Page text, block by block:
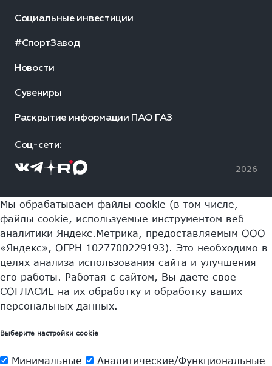
Социальные инвестиции
#СпортЗавод
Новости
Сувениры
Раскрытие информации ПАО ГАЗ
Соц-сети:
2026
Мы обрабатываем файлы cookie (в том числе,
файлы cookie, используемые инструментом веб-
аналитики Яндекс.Метрика, предоставляемым ООО
«Яндекс», ОГРН 1027700229193). Это необходимо в
целях анализа использования сайта и улучшения
его работы. Работая с сайтом, Вы даете свое
СОГЛАСИЕ на их обработку и обработку ваших
персональных данных.
Выберите настройки cookie
Минимальные Аналитические/Функциональные